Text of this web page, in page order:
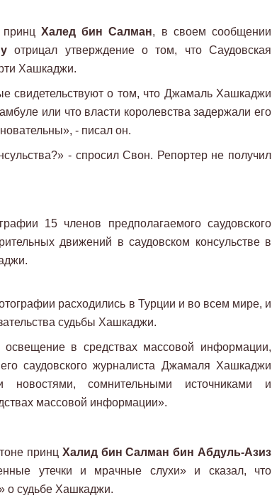
Халед бин Салман, в своем сообщении
отрицал утверждение о том, что Саудовская
Хашкаджи.
свидетельствуют о том, что Джамаль Хашкаджи
или что власти королевства задержали его
- писал он.
- спросил Свон. Репортер не получил
15 членов предполагаемого саудовского
движений в саудовском консульстве в
расходились в Турции и во всем мире, и
судьбы Хашкаджи.
освещение в средствах массовой информации,
саудовского журналиста Джамаля Хашкаджи
новостями, сомнительными источниками и
массовой информации».
принц Халид бин Салман бин Абдуль-Азиз
утечки и мрачные слухи» и сказал, что
о судьбе Хашкаджи.